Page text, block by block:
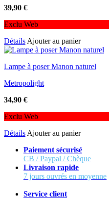
39,90 €
Exclu Web
Détails Ajouter au panier
Lampe à poser Manon naturel
Metropolight
34,90 €
Exclu Web
Détails Ajouter au panier
Paiement sécurisé
CB / Paypal / Chèque
Livraison rapide
7 jours ouvrés en moyenne
Service client